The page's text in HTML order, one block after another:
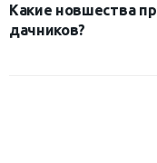
Какие новшества
дачников?